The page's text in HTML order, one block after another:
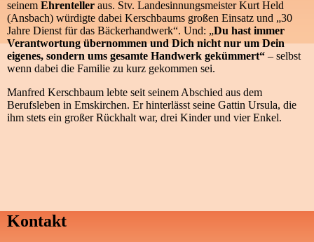
seinem Ehrenteller aus. Stv. Landesinnungsmeister Kurt Held
(Ansbach) würdigte dabei Kerschbaums großen Einsatz und „30
Jahre Dienst für das Bäckerhandwerk“. Und: „Du hast immer
Verantwortung übernommen und Dich nicht nur um Dein
eigenes, sondern ums gesamte Handwerk gekümmert“ – selbst
wenn dabei die Familie zu kurz gekommen sei.
Manfred Kerschbaum lebte seit seinem Abschied aus dem
Berufsleben in Emskirchen. Er hinterlässt seine Gattin Ursula, die
ihm stets ein großer Rückhalt war, drei Kinder und vier Enkel.
Kontakt